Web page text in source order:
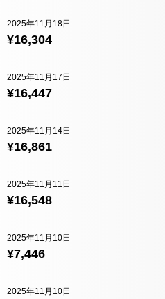
¥16,304
2025年11月18日
¥16,447
2025年11月17日
¥16,861
2025年11月14日
¥16,548
2025年11月11日
¥7,446
2025年11月10日
2025年11月10日